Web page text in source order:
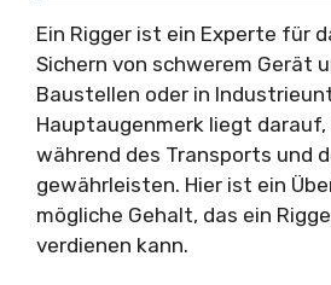
Ein Rigger ist ein Experte für
Sichern von schwerem Gerät
Baustellen oder in
Hauptaugenmerk liegt darauf,
während des Transports und
gewährleisten. Hier ist ein
mögliche Gehalt, das ein
verdienen kann.